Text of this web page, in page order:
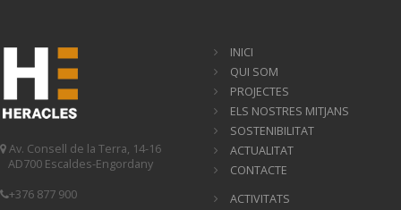
Av. Consell de la Terra, 14-16
AD700 Escaldes-Engordany
+376 877 900
INICI
QUI SOM
PROJECTES
ELS NOSTRES MITJANS
SOSTENIBILITAT
ACTUALITAT
CONTACTE
ACTIVITATS